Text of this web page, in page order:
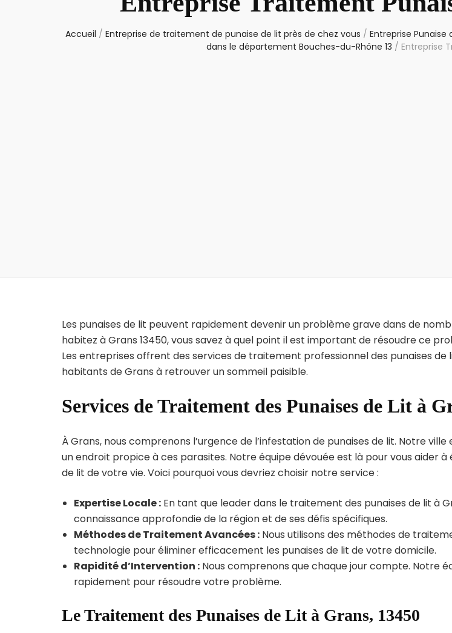
Accueil / Entreprise de traitement de punaise de lit près de chez vous / Entreprise Punaise
dans le département Bouches-du-Rhône 13 / Entreprise
Les punaises de lit peuvent rapidement devenir un problème grave dans de
habitez à Grans 13450, vous savez à quel point il est important de résoudre ce
Les entreprises offrent des services de traitement professionnel des punaises de
habitants de Grans à retrouver un sommeil paisible.
Services de Traitement des Punaises de Lit à
À Grans, nous comprenons l’urgence de l’infestation de punaises de lit. Notre
un endroit propice à ces parasites. Notre équipe dévouée est là pour vous aider à
de lit de votre vie. Voici pourquoi vous devriez choisir notre service :
Expertise Locale : En tant que leader dans le traitement des punaises de lit à
connaissance approfondie de la région et de ses défis spécifiques.
Méthodes de Traitement Avancées : Nous utilisons des méthodes de
technologie pour éliminer efficacement les punaises de lit de votre domicile.
Rapidité d’Intervention : Nous comprenons que chaque jour compte. Notre
rapidement pour résoudre votre problème.
Le Traitement des Punaises de Lit à Grans, 13450